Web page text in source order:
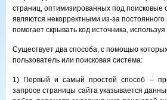
страниц, оптимизированных под поисковые
являются некорректными из-за
помогает скрывать код источника,
Существует два способа, с помощью
пользователь или поисковая система:
1) Первый и самый простой способ –
запросе страницы сайта указывается